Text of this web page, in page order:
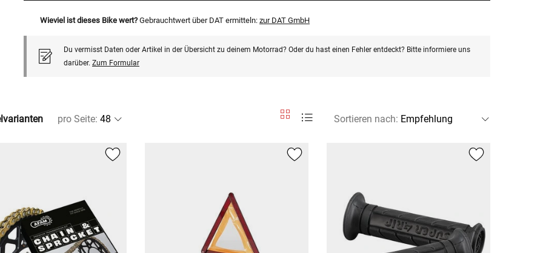
Wieviel ist dieses Bike wert? Gebrauchtwert über DAT ermitteln: zur DAT GmbH
Du vermisst Daten oder Artikel in der Übersicht zu deinem Motorrad? Oder du hast einen Fehler entdeckt? Bitte informiere uns
darüber. Zum Formular
pro Seite: Sortieren nach: